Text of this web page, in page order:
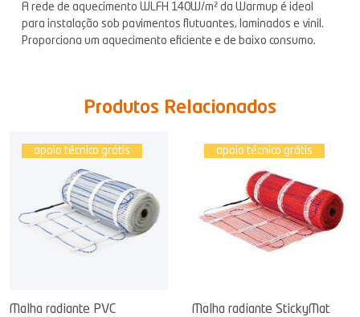
A rede de aquecimento WLFH 140W/m² da Warmup é ideal
para instalação sob pavimentos flutuantes, laminados e vinil.
Proporciona um aquecimento eficiente e de baixo consumo.
Produtos Relacionados
apoio técnico grátis
Malha radiante PVC
apoio técnico grátis
Malha radiante StickyMat